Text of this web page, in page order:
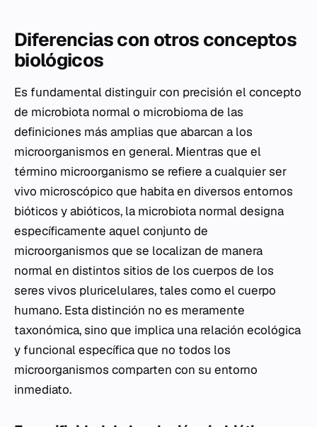
Diferencias con otros conceptos
biológicos
Es fundamental distinguir con precisión el concepto
de microbiota normal o microbioma de las
definiciones más amplias que abarcan a los
microorganismos en general. Mientras que el
término microorganismo se refiere a cualquier ser
vivo microscópico que habita en diversos entornos
bióticos y abióticos, la microbiota normal designa
específicamente aquel conjunto de
microorganismos que se localizan de manera
normal en distintos sitios de los cuerpos de los
seres vivos pluricelulares, tales como el cuerpo
humano. Esta distinción no es meramente
taxonómica, sino que implica una relación ecológica
y funcional específica que no todos los
microorganismos comparten con su entorno
inmediato.